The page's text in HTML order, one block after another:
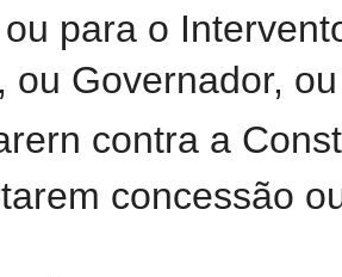
para o
ou Governador,
contra a
concessão